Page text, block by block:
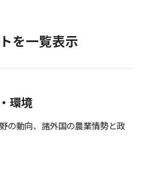
を一覧表示
環境
の動向、諸外国の農業情勢と政